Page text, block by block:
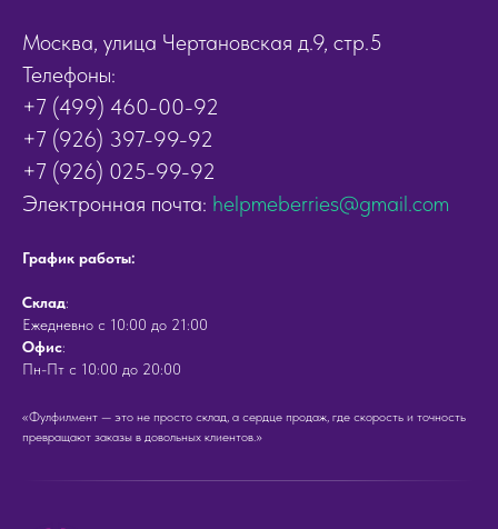
Москва, улица Чертановская д.9, стр.5
Телефоны:
+7 (499) 460-00-92
+7 (926) 397-99-92
+7 (926) 025-99-92
Электронная почта: helpmeberries@gmail.com
График работы:
Cклад:
Ежедневно с 10:00 до 21:00
Офис:
Пн-Пт с 10:00 до 20:00
«Фулфилмент — это не просто склад, а сердце продаж, где скорость и точность
превращают заказы в довольных клиентов.»